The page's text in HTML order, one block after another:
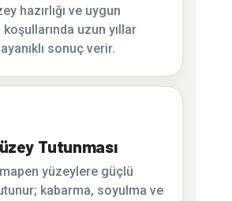
hazırlığı ve uygun
uzun yıllar
sonuç verir.
Tutunması
yüzeylere güçlü
kabarma, soyulma ve